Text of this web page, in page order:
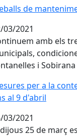
de
de
03/2021
amb els
i
per a la
per a la
al 9 d'abril
03/2021
25 de març